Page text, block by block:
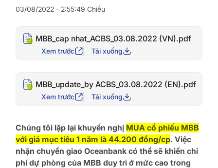
03/08/2022 - 2:55:49 Chiều
MBB_cap nhat_ACBS_03.08.2022 (VN).pdf
Xem trước Tải xuống
MBB_update_by ACBS_03.08.2022 (EN).pdf
Xem trước Tải xuống
Chúng tôi lặp lại khuyến nghị MUA cổ phiếu MBB
với giá mục tiêu 1 năm là 44.200 đồng/cp. Việc
nhận chuyển giao Oceanbank có thể sẽ khiến chi
phí dự phòng của MBB duy trì ở mức cao trong